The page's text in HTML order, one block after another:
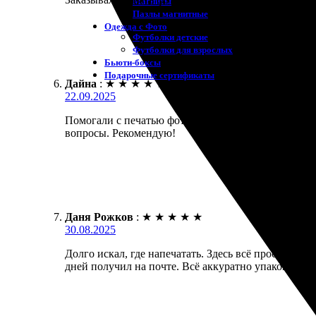
Пазлы магнитные
Одежда с Фото
Футболки детские
Футболки для взрослых
Бьюти-боксы
Подарочные сертификаты
Дайна : ★ ★ ★ ★ ★
22.09.2025
Помогали с печатью фото на одежде. Заказ
вопросы. Рекомендую!
Даня Рожков : ★ ★ ★ ★ ★
30.08.2025
Долго искал, где напечатать. Здесь всё просто и
дней получил на почте. Всё аккуратно упаковано.